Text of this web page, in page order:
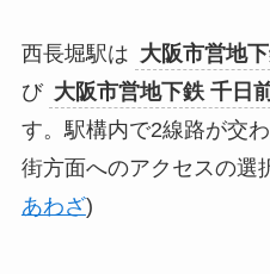
西長堀駅は 大阪市営地
び 大阪市営地下鉄 千日
す。駅構内で2線路が交
街方面へのアクセスの選
あわざ)